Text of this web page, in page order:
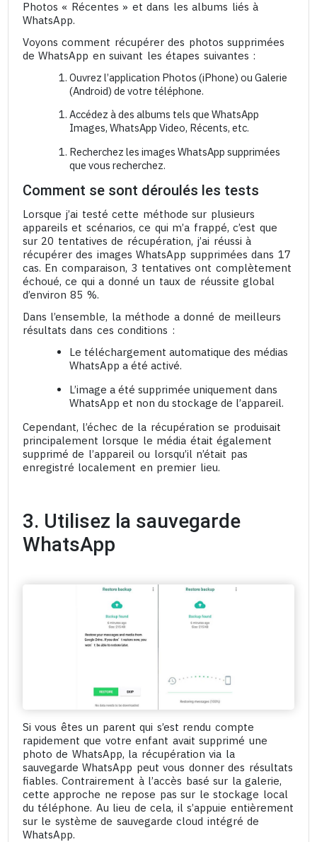
Photos « Récentes » et dans les albums liés à
WhatsApp.
Voyons comment récupérer des photos supprimées
de WhatsApp en suivant les étapes suivantes :
Ouvrez l’application Photos (iPhone) ou Galerie
(Android) de votre téléphone.
Accédez à des albums tels que WhatsApp
Images, WhatsApp Video, Récents, etc.
Recherchez les images WhatsApp supprimées
que vous recherchez.
Comment se sont déroulés les tests
Lorsque j’ai testé cette méthode sur plusieurs
appareils et scénarios, ce qui m’a frappé, c’est que
sur 20 tentatives de récupération, j’ai réussi à
récupérer des images WhatsApp supprimées dans 17
cas. En comparaison, 3 tentatives ont complètement
échoué, ce qui a donné un taux de réussite global
d’environ 85 %.
Dans l’ensemble, la méthode a donné de meilleurs
résultats dans ces conditions :
Le téléchargement automatique des médias
WhatsApp a été activé.
L’image a été supprimée uniquement dans
WhatsApp et non du stockage de l’appareil.
Cependant, l’échec de la récupération se produisait
principalement lorsque le média était également
supprimé de l’appareil ou lorsqu’il n’était pas
enregistré localement en premier lieu.
3. Utilisez la sauvegarde
WhatsApp
Si vous êtes un parent qui s’est rendu compte
rapidement que votre enfant avait supprimé une
photo de WhatsApp, la récupération via la
sauvegarde WhatsApp peut vous donner des résultats
fiables. Contrairement à l’accès basé sur la galerie,
cette approche ne repose pas sur le stockage local
du téléphone. Au lieu de cela, il s’appuie entièrement
sur le système de sauvegarde cloud intégré de
WhatsApp.